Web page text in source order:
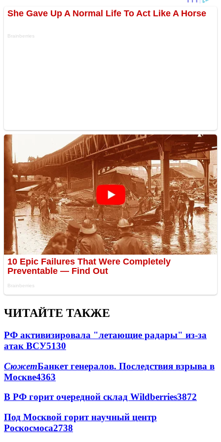
ЧИТАЙТЕ ТАКЖЕ
РФ активизировала "летающие радары" из-за
атак ВСУ5130
СюжетБанкет генералов. Последствия взрыва в
Москве4363
В РФ горит очередной склад Wildberries3872
Под Москвой горит научный центр
Роскосмоса2738